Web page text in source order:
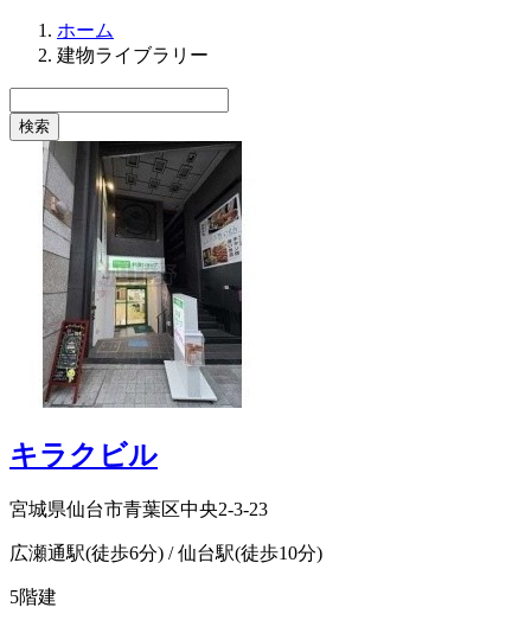
ホーム
建物ライブラリー
キラクビル
宮城県仙台市青葉区中央2-3-23
広瀬通駅(徒歩6分) / 仙台駅(徒歩10分)
5階建